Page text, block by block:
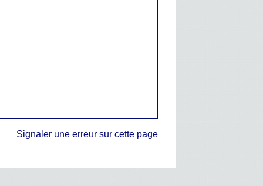
Signaler une erreur sur cette page